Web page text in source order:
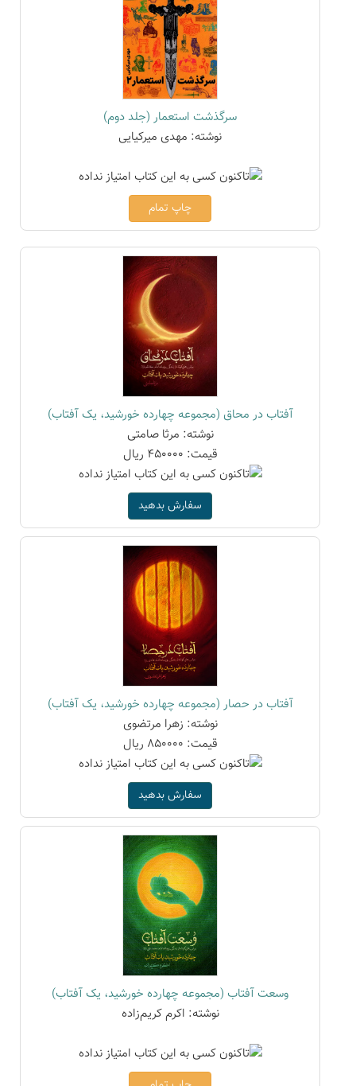
سرگذشت استعمار (جلد دوم)
نوشته: مهدی میرکیایی
چاپ تمام
آفتاب در محاق (مجموعه چهارده خورشید، یک آفتاب)
نوشته: مرثا صامتی
قیمت: 450000 ریال
سفارش بدهید
آفتاب در حصار (مجموعه چهارده خورشید، یک آفتاب)
نوشته: زهرا مرتضوی
قیمت: 850000 ریال
سفارش بدهید
وسعت آفتاب (مجموعه چهارده خورشید، یک آفتاب)
نوشته: اکرم کریم‌زاده